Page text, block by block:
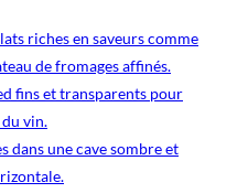
riches en saveurs comme
de fromages affinés.
fins et transparents pour
vin.
dans une cave sombre et